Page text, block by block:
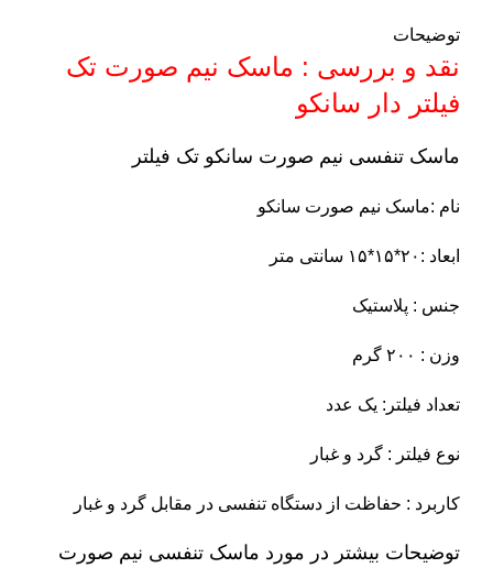
توضیحات
نقد و بررسی : ماسک نیم صورت تک
فیلتر دار سانکو
ماسک تنفسی نیم صورت سانکو تک فیلتر
نام :ماسک نیم صورت سانکو
ابعاد :۲۰*۱۵*۱۵ سانتی متر
جنس : پلاستیک
وزن : ۲۰۰ گرم
تعداد فیلتر: یک عدد
نوع فیلتر : گرد و غبار
کاربرد : حفاظت از دستگاه تنفسی در مقابل گرد و غبار
توضیحات بیشتر در مورد ماسک تنفسی نیم صورت